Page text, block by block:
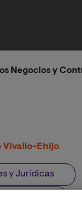
Negocios y
Vivallo-Ehijo
y Jurídicas